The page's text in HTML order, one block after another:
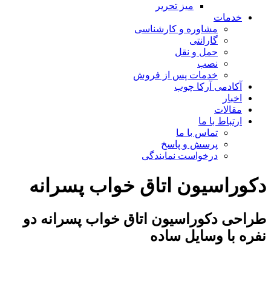
میز تحریر
خدمات
مشاوره و کارشناسی
گارانتی
حمل و نقل
نصب
خدمات پس از فروش
آکادمی آرکا چوب
اخبار
مقالات
ارتباط با ما
تماس با ما
پرسش و پاسخ
درخواست نمایندگی
دکوراسیون اتاق خواب پسرانه
طراحی دکوراسیون اتاق خواب پسرانه دو
نفره با وسایل ساده